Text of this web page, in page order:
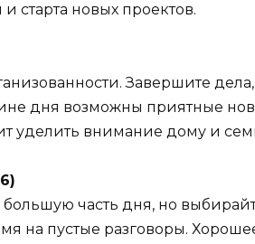
старта новых проектов.
Завершите
дня возможны приятные
уделить внимание дому и
часть дня, но
на пустые разговоры.